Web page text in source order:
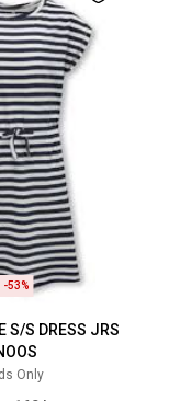
-53%
S/S DRESS JRS
Only